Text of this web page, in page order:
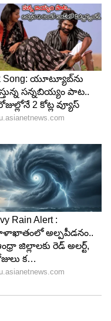
భిన్నంగా
జీవితంలో
బాగా కష్టపడి
వారు చేసే